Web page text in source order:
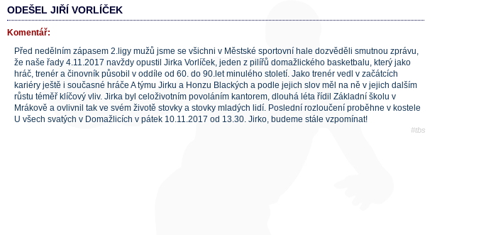
ODEŠEL JIŘÍ VORLÍČEK
Komentář:
Před nedělním zápasem 2.ligy mužů jsme se všichni v Městské sportovní hale dozvěděli smutnou zprávu,
že naše řady 4.11.2017 navždy opustil Jirka Vorlíček, jeden z pilířů domažlického basketbalu, který jako
hráč, trenér a činovník působil v oddíle od 60. do 90.let minulého století. Jako trenér vedl v začátcích
kariéry ještě i současné hráče A týmu Jirku a Honzu Blackých a podle jejich slov měl na ně v jejich dalším
růstu téměř klíčový vliv. Jirka byl celoživotním povoláním kantorem, dlouhá léta řídil Základní školu v
Mrákově a ovlivnil tak ve svém životě stovky a stovky mladých lidí. Poslední rozloučení proběhne v kostele
U všech svatých v Domažlicích v pátek 10.11.2017 od 13.30. Jirko, budeme stále vzpomínat!
#tbs